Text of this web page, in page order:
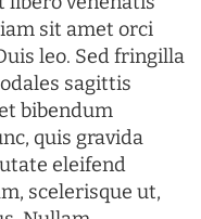
sit amet orci
leo. Sed fringilla
sagittis
bibendum
quis gravida
eleifend
scelerisque ut,